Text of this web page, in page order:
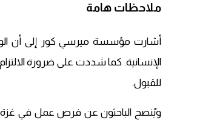
ملاحظات هامة
أشارت مؤسسة ميرسي كور إلى أن
الإنسانية. كما شددت على ضرورة
للقبول.
ويُنصح الباحثون عن فرص عمل في غزة